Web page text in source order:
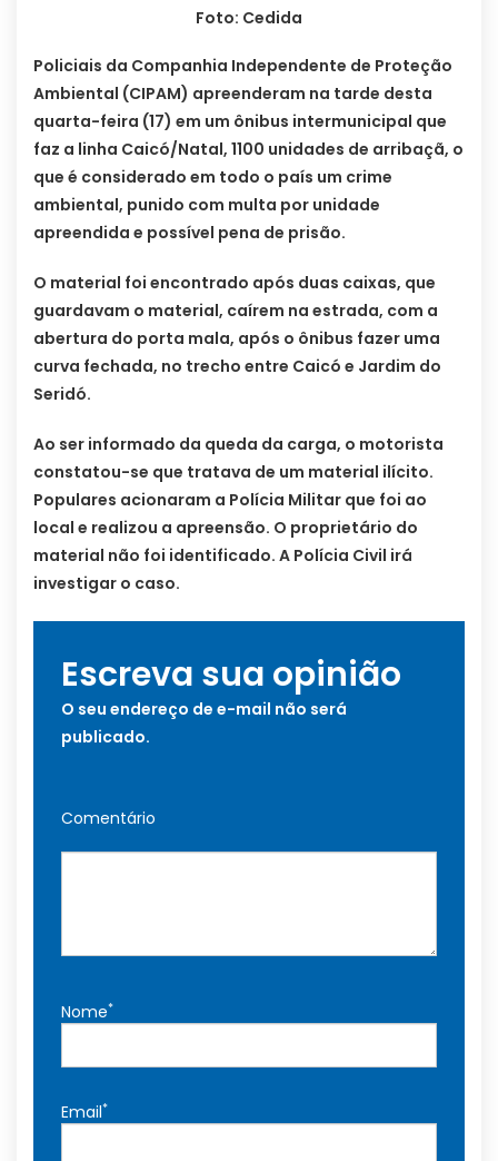
Foto: Cedida
Policiais da Companhia Independente de Proteção
Ambiental (CIPAM) apreenderam na tarde desta
quarta-feira (17) em um ônibus intermunicipal que
faz a linha Caicó/Natal, 1100 unidades de arribaçã, o
que é considerado em todo o país um crime
ambiental, punido com multa por unidade
apreendida e possível pena de prisão.
O material foi encontrado após duas caixas, que
guardavam o material, caírem na estrada, com a
abertura do porta mala, após o ônibus fazer uma
curva fechada, no trecho entre Caicó e Jardim do
Seridó.
Ao ser informado da queda da carga, o motorista
constatou-se que tratava de um material ilícito.
Populares acionaram a Polícia Militar que foi ao
local e realizou a apreensão. O proprietário do
material não foi identificado. A Polícia Civil irá
investigar o caso.
Escreva sua opinião
O seu endereço de e-mail não será
publicado.
Comentário
Nome*
Email*